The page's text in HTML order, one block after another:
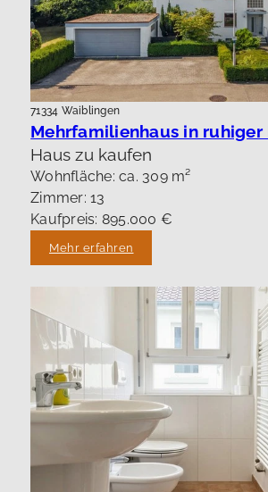
71334 Waiblingen
Haus zu kaufen
Wohnfläche: ca. 309 m²
Zimmer: 13
Kaufpreis: 895.000 €
Mehr erfahren